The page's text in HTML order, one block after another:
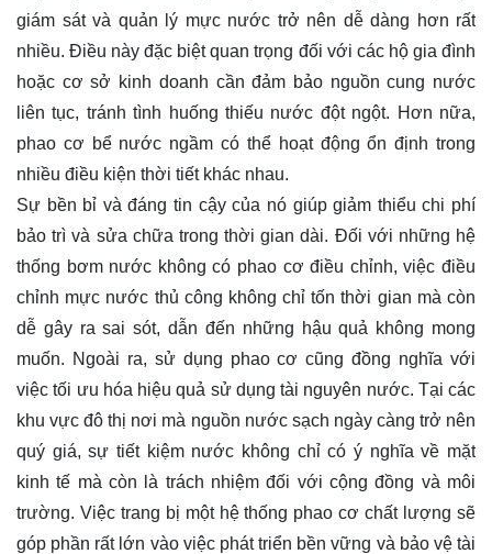
giám sát và quản lý mực nước trở nên dễ dàng hơn rất
nhiều. Điều này đặc biệt quan trọng đối với các hộ gia đình
hoặc cơ sở kinh doanh cần đảm bảo nguồn cung nước
liên tục, tránh tình huống thiếu nước đột ngột. Hơn nữa,
phao cơ bể nước ngầm có thể hoạt động ổn định trong
nhiều điều kiện thời tiết khác nhau.
Sự bền bỉ và đáng tin cậy của nó giúp giảm thiểu chi phí
bảo trì và sửa chữa trong thời gian dài. Đối với những hệ
thống bơm nước không có phao cơ điều chỉnh, việc điều
chỉnh mực nước thủ công không chỉ tốn thời gian mà còn
dễ gây ra sai sót, dẫn đến những hậu quả không mong
muốn. Ngoài ra, sử dụng phao cơ cũng đồng nghĩa với
việc tối ưu hóa hiệu quả sử dụng tài nguyên nước. Tại các
khu vực đô thị nơi mà nguồn nước sạch ngày càng trở nên
quý giá, sự tiết kiệm nước không chỉ có ý nghĩa về mặt
kinh tế mà còn là trách nhiệm đối với cộng đồng và môi
trường. Việc trang bị một hệ thống phao cơ chất lượng sẽ
góp phần rất lớn vào việc phát triển bền vững và bảo vệ tài